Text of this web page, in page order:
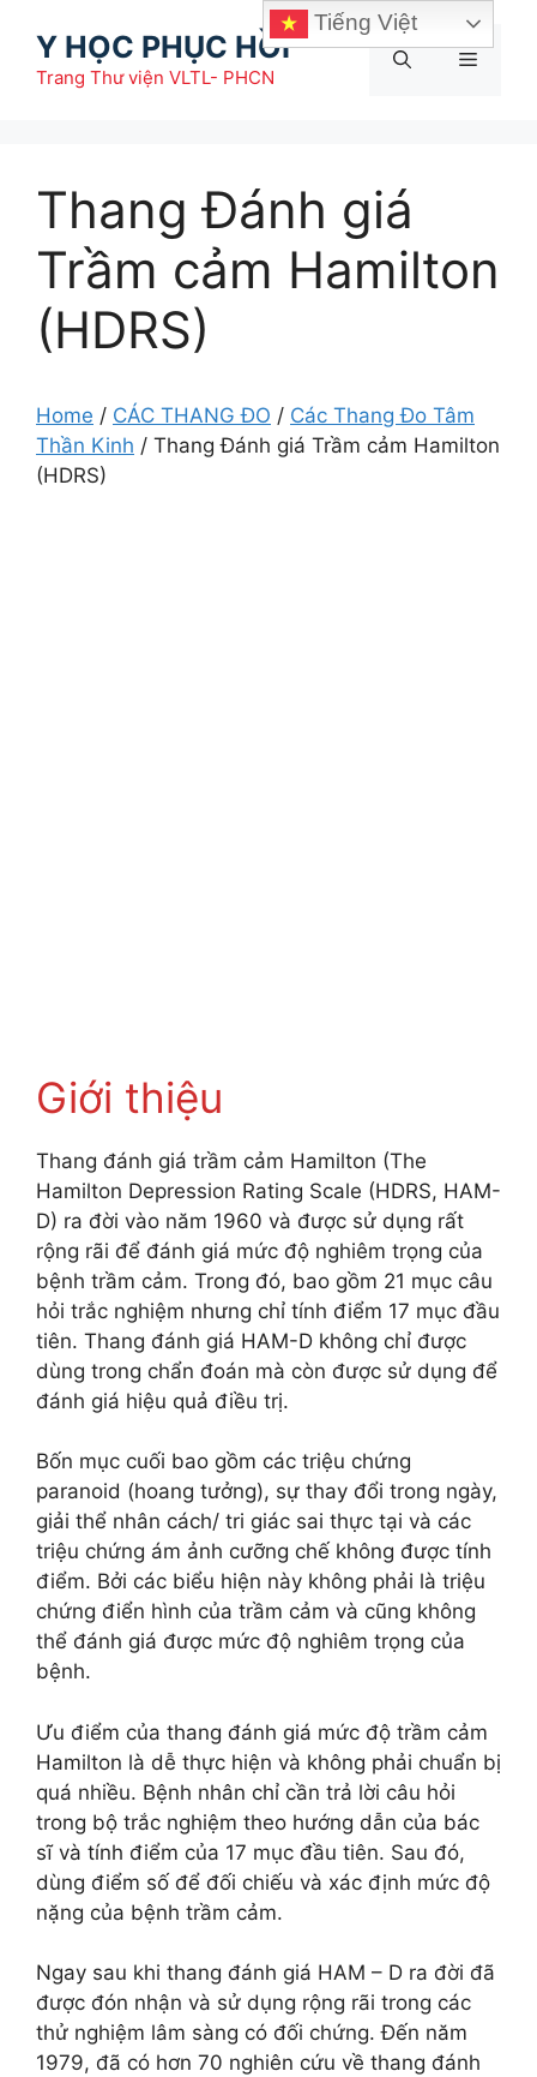
Y HỌC PHỤC HỒI
Trang Thư viện VLTL- PHCN
Menu
Thang Đánh giá
Trầm cảm Hamilton
(HDRS)
Home / CÁC THANG ĐO / Các Thang Đo Tâm
Thần Kinh / Thang Đánh giá Trầm cảm Hamilton
(HDRS)
Giới thiệu
Thang đánh giá trầm cảm Hamilton (The
Hamilton Depression Rating Scale (HDRS, HAM-
D) ra đời vào năm 1960 và được sử dụng rất
rộng rãi để đánh giá mức độ nghiêm trọng của
bệnh trầm cảm. Trong đó, bao gồm 21 mục câu
hỏi trắc nghiệm nhưng chỉ tính điểm 17 mục đầu
tiên. Thang đánh giá HAM-D không chỉ được
dùng trong chẩn đoán mà còn được sử dụng để
đánh giá hiệu quả điều trị.
Bốn mục cuối bao gồm các triệu chứng
paranoid (hoang tưởng), sự thay đổi trong ngày,
giải thể nhân cách/ tri giác sai thực tại và các
triệu chứng ám ảnh cưỡng chế không được tính
điểm. Bởi các biểu hiện này không phải là triệu
chứng điển hình của trầm cảm và cũng không
thể đánh giá được mức độ nghiêm trọng của
bệnh.
Ưu điểm của thang đánh giá mức độ trầm cảm
Hamilton là dễ thực hiện và không phải chuẩn bị
quá nhiều. Bệnh nhân chỉ cần trả lời câu hỏi
trong bộ trắc nghiệm theo hướng dẫn của bác
sĩ và tính điểm của 17 mục đầu tiên. Sau đó,
dùng điểm số để đối chiếu và xác định mức độ
nặng của bệnh trầm cảm.
Ngay sau khi thang đánh giá HAM – D ra đời đã
được đón nhận và sử dụng rộng rãi trong các
thử nghiệm lâm sàng có đối chứng. Đến năm
1979, đã có hơn 70 nghiên cứu về thang đánh
Tiếng Việt